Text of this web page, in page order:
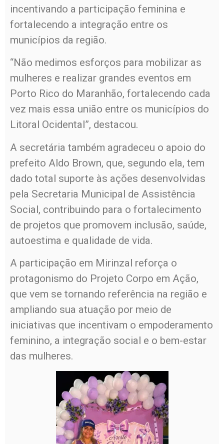
incentivando a participação feminina e
fortalecendo a integração entre os
municípios da região.
“Não medimos esforços para mobilizar as
mulheres e realizar grandes eventos em
Porto Rico do Maranhão, fortalecendo cada
vez mais essa união entre os municípios do
Litoral Ocidental”, destacou.
A secretária também agradeceu o apoio do
prefeito Aldo Brown, que, segundo ela, tem
dado total suporte às ações desenvolvidas
pela Secretaria Municipal de Assistência
Social, contribuindo para o fortalecimento
de projetos que promovem inclusão, saúde,
autoestima e qualidade de vida.
A participação em Mirinzal reforça o
protagonismo do Projeto Corpo em Ação,
que vem se tornando referência na região e
ampliando sua atuação por meio de
iniciativas que incentivam o empoderamento
feminino, a integração social e o bem-estar
das mulheres.